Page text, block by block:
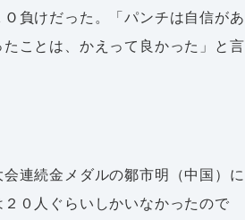
負けだった。「パンチは自信があ
ことは、かえって良かった」と言
連続金メダルの鄒市明（中国）に
０人ぐらいしかいなかったので